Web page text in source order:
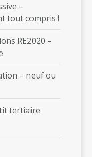
–
tout compris !
RE2020 –
– neuf ou
tertiaire